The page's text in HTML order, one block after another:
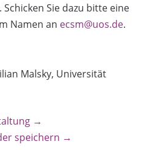
Sie dazu bitte eine
Namen an ecsm@uos.de.
Malsky, Universität
→
speichern →